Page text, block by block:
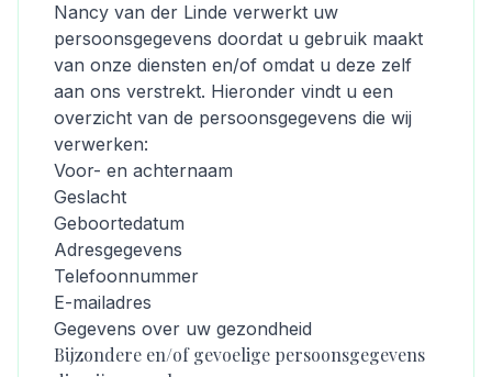
Nancy van der Linde verwerkt uw
persoonsgegevens doordat u gebruik maakt
van onze diensten en/of omdat u deze zelf
aan ons verstrekt. Hieronder vindt u een
overzicht van de persoonsgegevens die wij
verwerken:
Voor- en achternaam
Geslacht
Geboortedatum
Adresgegevens
Telefoonnummer
E-mailadres
Gegevens over uw gezondheid
Bijzondere en/of gevoelige persoonsgegevens